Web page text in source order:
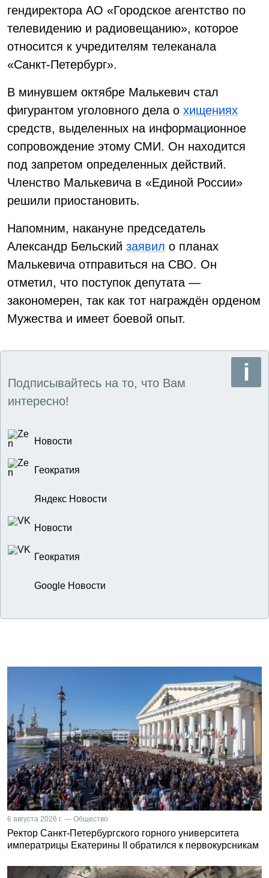
гендиректора АО «Городское агентство по
телевидению и радиовещанию», которое
относится к учредителям телеканала
«Санкт-Петербург».
В минувшем октябре Малькевич стал
фигурантом уголовного дела о хищениях
средств, выделенных на информационное
сопровождение этому СМИ. Он находится
под запретом определенных действий.
Членство Малькевича в «Единой России»
решили приостановить.
Напомним, накануне председатель
Александр Бельский заявил о планах
Малькевича отправиться на СВО. Он
отметил, что поступок депутата —
закономерен, так как тот награждён орденом
Мужества и имеет боевой опыт.
Подписывайтесь на то, что Вам
интересно!
Новости
Геократия
Яндекс Новости
Новости
Геократия
Google Новости
6 августа 2026 г. — Общество
Ректор Санкт-Петербургского горного университета
императрицы Екатерины II обратился к первокурсникам